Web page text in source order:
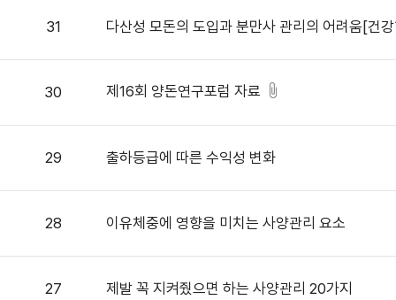
31 다산성 모돈의 도입과 분만사 관리의 어려움[건
30 제16회 양돈연구포럼 자료
29 출하등급에 따른 수익성 변화
28 이유체중에 영향을 미치는 사양관리 요소
27 제발 꼭 지켜줬으면 하는 사양관리 20가지